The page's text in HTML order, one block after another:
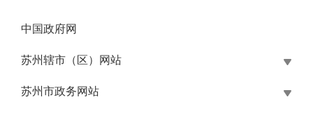
中国政府网
苏州辖市（区）网站
苏州市政务网站